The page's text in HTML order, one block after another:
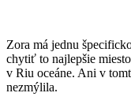
Zora má jednu
chytiť to najlepšie
v Riu oceáne. Ani v
nezmýlila.